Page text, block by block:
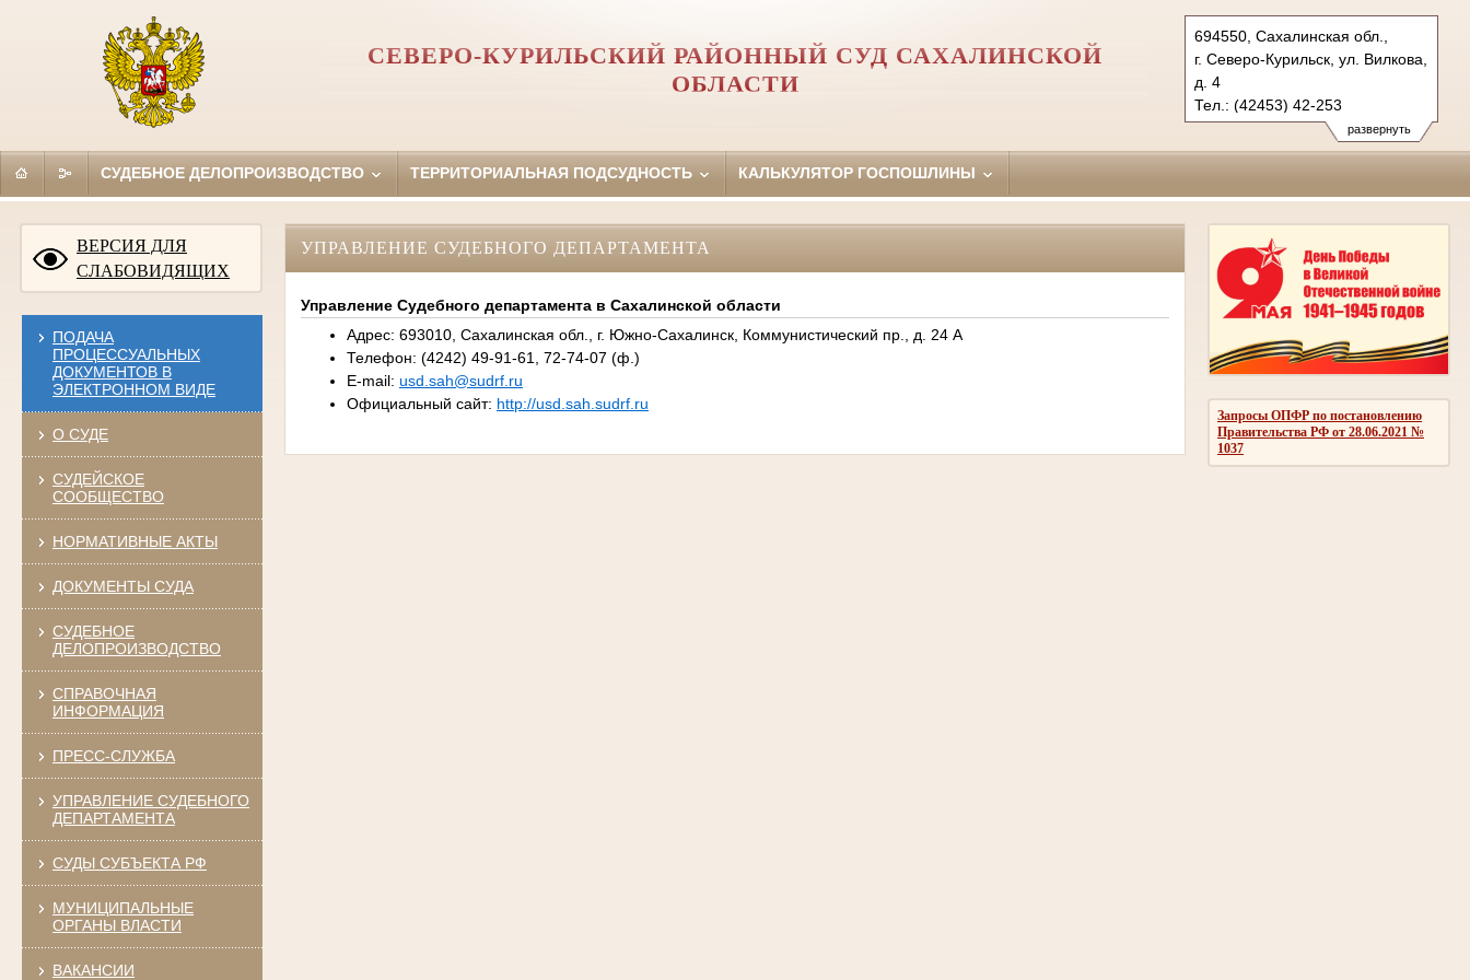
развернуть
694550, Сахалинская обл.,
г. Северо-Курильск, ул. Вилкова,
д. 4
Тел.: (42453) 42-253
s-kurilskiy.sah@sudrf.ru
СЕВЕРО-КУРИЛЬСКИЙ РАЙОННЫЙ СУД САХАЛИНСКОЙ
ОБЛАСТИ
СУДЕБНОЕ ДЕЛОПРОИЗВОДСТВО ТЕРРИТОРИАЛЬНАЯ ПОДСУДНОСТЬ КАЛЬКУЛЯТОР ГОСПОШЛИНЫ
ВЕРСИЯ ДЛЯ
СЛАБОВИДЯЩИХ
ПОДАЧА
ПРОЦЕССУАЛЬНЫХ
ДОКУМЕНТОВ В
ЭЛЕКТРОННОМ ВИДЕ
О СУДЕ
СУДЕЙСКОЕ
СООБЩЕСТВО
НОРМАТИВНЫЕ АКТЫ
ДОКУМЕНТЫ СУДА
СУДЕБНОЕ
ДЕЛОПРОИЗВОДСТВО
СПРАВОЧНАЯ
ИНФОРМАЦИЯ
ПРЕСС-СЛУЖБА
УПРАВЛЕНИЕ СУДЕБНОГО
ДЕПАРТАМЕНТА
СУДЫ СУБЪЕКТА РФ
МУНИЦИПАЛЬНЫЕ
ОРГАНЫ ВЛАСТИ
ВАКАНСИИ
Запросы ОПФР по постановлению
Правительства РФ от 28.06.2021 №
1037
УПРАВЛЕНИЕ СУДЕБНОГО ДЕПАРТАМЕНТА
Управление Судебного департамента в Сахалинской области
Адрес: 693010, Сахалинская обл., г. Южно-Сахалинск, Коммунистический пр., д. 24 А
Телефон: (4242) 49-91-61, 72-74-07 (ф.)
E-mail: usd.sah@sudrf.ru
Официальный сайт: http://usd.sah.sudrf.ru